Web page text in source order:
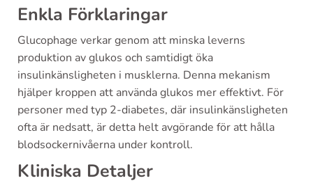
Enkla Förklaringar
Glucophage verkar genom att minska leverns
produktion av glukos och samtidigt öka
insulinkänsligheten i musklerna. Denna mekanism
hjälper kroppen att använda glukos mer effektivt. För
personer med typ 2-diabetes, där insulinkänsligheten
ofta är nedsatt, är detta helt avgörande för att hålla
blodsockernivåerna under kontroll.
Kliniska Detaljer